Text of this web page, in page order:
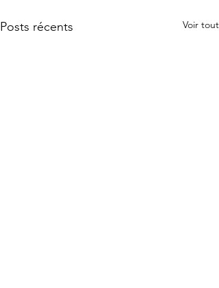
Posts récents Voir tout